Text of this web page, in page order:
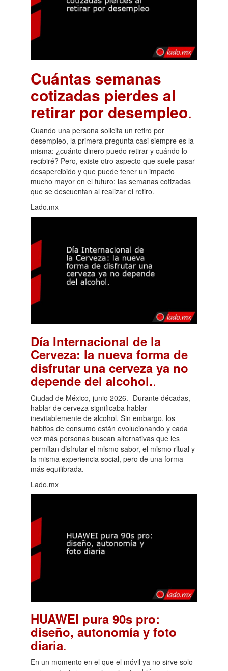
Cuántas semanas
cotizadas pierdes al
retirar por desempleo.
Cuando una persona solicita un retiro por
desempleo, la primera pregunta casi siempre es la
misma: ¿cuánto dinero puedo retirar y cuándo lo
recibiré? Pero, existe otro aspecto que suele pasar
desapercibido y que puede tener un impacto
mucho mayor en el futuro: las semanas cotizadas
que se descuentan al realizar el retiro.
Lado.mx
Día Internacional de la
Cerveza: la nueva forma de
disfrutar una cerveza ya no
depende del alcohol..
Ciudad de México, junio 2026.- Durante décadas,
hablar de cerveza significaba hablar
inevitablemente de alcohol. Sin embargo, los
hábitos de consumo están evolucionando y cada
vez más personas buscan alternativas que les
permitan disfrutar el mismo sabor, el mismo ritual y
la misma experiencia social, pero de una forma
más equilibrada.
Lado.mx
HUAWEI pura 90s pro:
diseño, autonomía y foto
diaria.
En un momento en el que el móvil ya no sirve solo